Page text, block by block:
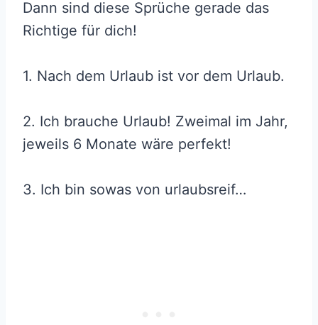
Dann sind diese Sprüche gerade das
Richtige für dich!
1. Nach dem Urlaub ist vor dem Urlaub.
2. Ich brauche Urlaub! Zweimal im Jahr,
jeweils 6 Monate wäre perfekt!
3. Ich bin sowas von urlaubsreif…